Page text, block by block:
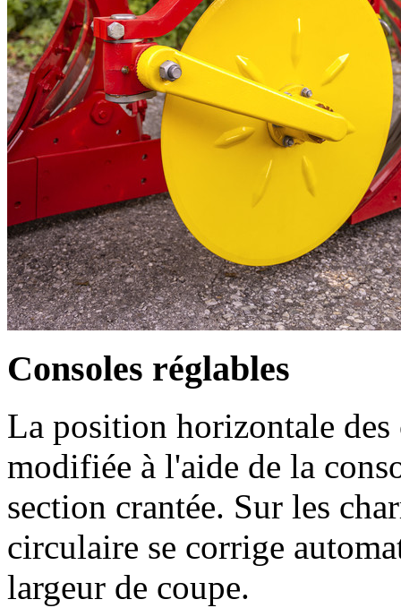
Consoles réglables
La position horizontale
modifiée à l'aide de la
section crantée. Sur les
circulaire se corrige
largeur de coupe.